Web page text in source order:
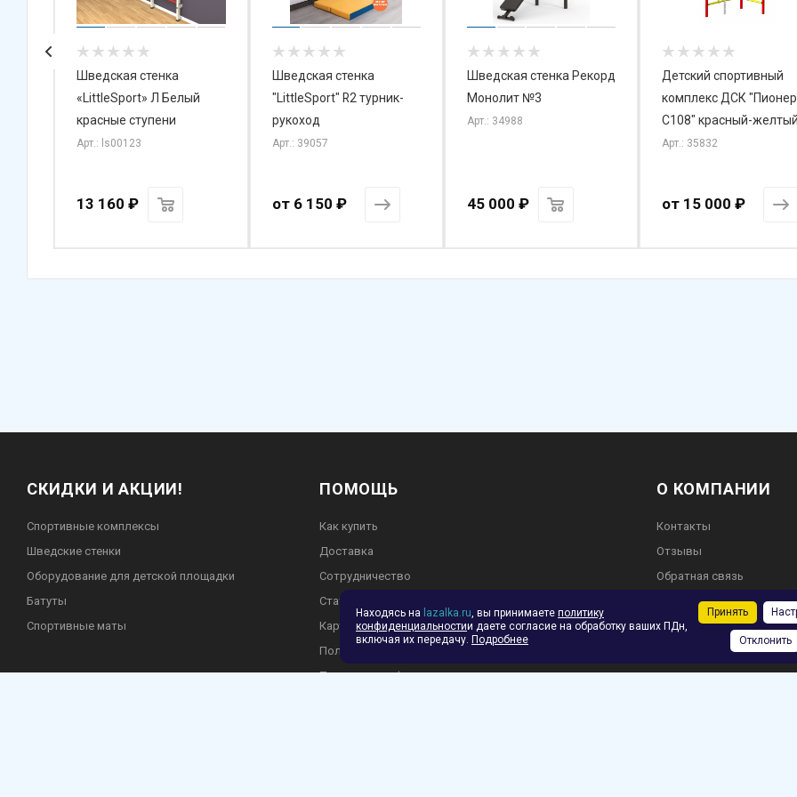
Шведская стенка
«LittleSport» Л Белый
красные ступени
Арт.: ls00123
13 160 ₽
Шведская стенка
"LittleSport" R2 турник-
рукоход
Арт.: 39057
от 6 150 ₽
Шведская стенка Рекорд
Монолит №3
Арт.: 34988
45 000 ₽
Детский спортивный
комплекс ДСК
С108" красный-желтый
Арт.: 35832
от 15 000 ₽
СКИДКИ И АКЦИИ!
Спортивные комплексы
Шведские стенки
Оборудование для детской площадки
Батуты
Спортивные маты
ПОМОЩЬ
Как купить
Доставка
Сотрудничество
Статьи
Карта сайта
Пользовательское соглашение
Политика конф.
О КОМПАНИИ
Контакты
Отзывы
Обратная связь
Находясь на lazalka.ru, вы принимаете политику
конфиденциальностии даете согласие на обработку ваших ПДн,
включая их передачу. Подробнее
Принять
Отклонить